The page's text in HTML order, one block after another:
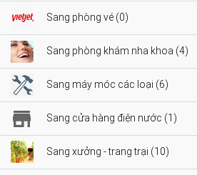
Sang phòng vé (0)
Sang phòng khám nha khoa (4)
Sang máy móc các loại (6)
Sang cửa hàng điện nước (1)
Sang xưởng - trang trại (10)